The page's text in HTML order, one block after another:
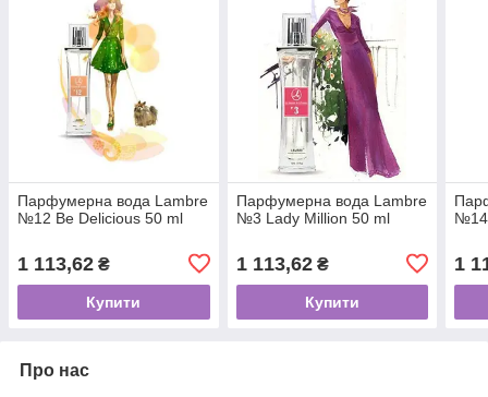
Парфумерна вода Lаmbre
№12 Be Delicious 50 ml
1 113,62 ₴
Купити
Парфумерна вода Lаmbre
№3 Lady Million 50 ml
1 113,62₴
Купити
№14
1
Про нас